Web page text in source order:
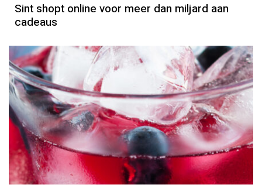
Sint shopt online voor meer dan miljard aan
cadeaus